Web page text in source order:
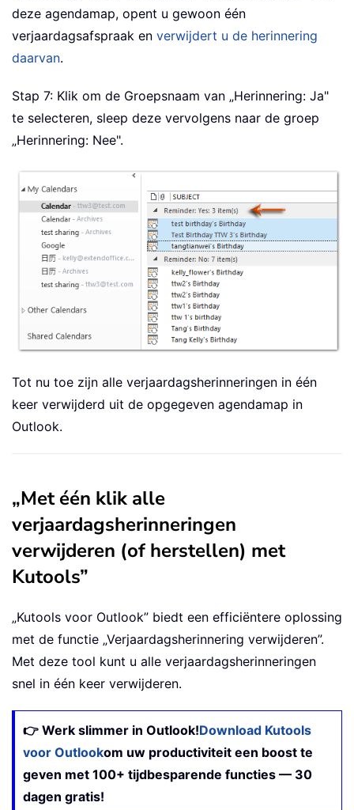
deze agendamap, opent u gewoon één
verjaardagsafspraak en verwijdert u de herinnering
daarvan.
Stap 7: Klik om de Groepsnaam van „Herinnering: Ja"
te selecteren, sleep deze vervolgens naar de groep
„Herinnering: Nee".
Tot nu toe zijn alle verjaardagsherinneringen in één
keer verwijderd uit de opgegeven agendamap in
Outlook.
„Met één klik alle
verjaardagsherinneringen
verwijderen (of herstellen) met
Kutools”
„Kutools voor Outlook” biedt een efficiëntere oplossing
met de functie „Verjaardagsherinnering verwijderen”.
Met deze tool kunt u alle verjaardagsherinneringen
snel in één keer verwijderen.
👉 Werk slimmer in Outlook!Download Kutools
voor Outlookom uw productiviteit een boost te
geven met 100+ tijdbesparende functies — 30
dagen gratis!